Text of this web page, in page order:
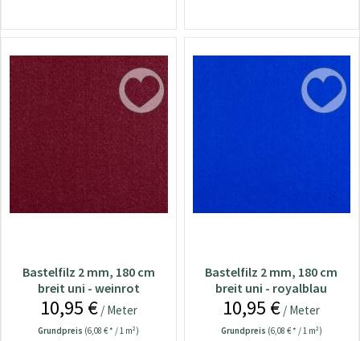
Bastelfilz 2 mm, 180 cm
breit uni - weinrot
10,95 €/ Meter
Grundpreis (6,08 € * / 1 m²)
Bastelfilz 2 mm, 180 cm
breit uni - royalblau
10,95 € / Meter
Grundpreis (6,08 € * / 1 m²)